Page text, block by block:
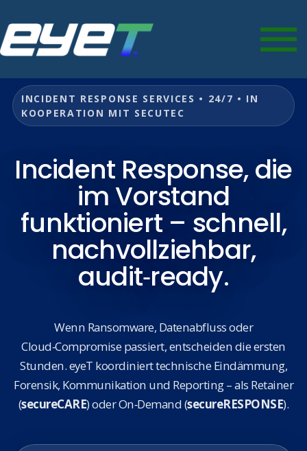
INCIDENT RESPONSE SERVICES • 24/7 • IN
KOOPERATION MIT SECUTEC
Incident Response, die
im Vorstand
funktioniert – schnell,
nachvollziehbar,
audit‑ready.
Wenn Ransomware, Datenabfluss oder
Cloud‑Compromise passiert, entscheiden die ersten
Stunden. eyeT koordiniert technische Eindämmung,
Forensik, Kommunikation und Reporting – als Retainer
(secureCARE) oder On‑Demand (secureRESPONSE).